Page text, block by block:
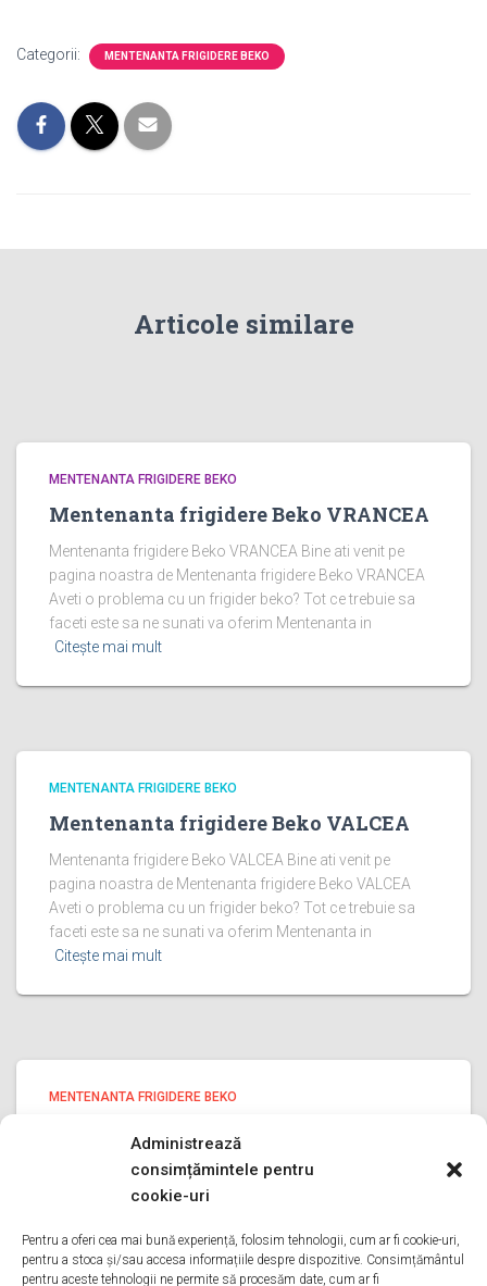
Administrează
consimțămintele pentru
cookie-uri
Pentru a oferi cea mai bună experiență, folosim tehnologii, cum ar fi cookie-uri,
pentru a stoca și/sau accesa informațiile despre dispozitive. Consimțământul
pentru aceste tehnologii ne permite să procesăm date, cum ar fi
Categorii: MENTENANTA FRIGIDERE BEKO
Articole similare
MENTENANTA FRIGIDERE BEKO
Mentenanta frigidere Beko VRANCEA
Mentenanta frigidere Beko VRANCEA Bine ati venit pe
pagina noastra de Mentenanta frigidere Beko VRANCEA
Aveti o problema cu un frigider beko? Tot ce trebuie sa
faceti este sa ne sunati va oferim Mentenanta in
Citește mai mult
MENTENANTA FRIGIDERE BEKO
Mentenanta frigidere Beko VALCEA
Mentenanta frigidere Beko VALCEA Bine ati venit pe
pagina noastra de Mentenanta frigidere Beko VALCEA
Aveti o problema cu un frigider beko? Tot ce trebuie sa
faceti este sa ne sunati va oferim Mentenanta in
Citește mai mult
MENTENANTA FRIGIDERE BEKO
Mentenanta frigidere Beko PRAHOVA
Mentenanta frigidere Beko PRAHOVA Bine ati venit pe
pagina noastra de Mentenanta frigidere Beko PRAHOVA
faceti este sa ne sunati va oferim Mentenanta in
Citește mai mult